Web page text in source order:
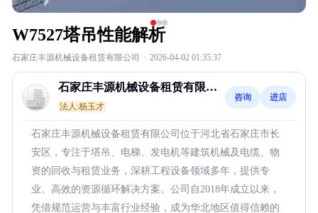
W7527塔吊性能解析
石家庄丰源机械设备租赁有限公司 · 2026-04-02 01:35:37
石家庄丰源机械设备租赁有限公
司
法人:杨玉才
咨询 进店
石家庄丰源机械设备租赁有限公司位于河北省石家庄市长
安区，专注于塔吊、电梯、发电机等建筑机械及电缆、物
资的回收与租赁业务，深耕工程设备领域多年，提供专
业、高效的资源循环解决方案。公司自2018年成立以来，
凭借规范运营与丰富行业经验，成为华北地区值得信赖的